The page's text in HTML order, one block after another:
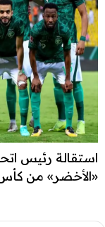
استقالة رئيس
«الأخضر» من كأس